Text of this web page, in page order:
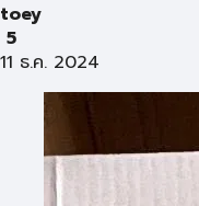
toey
5
11 ธ.ค. 2024